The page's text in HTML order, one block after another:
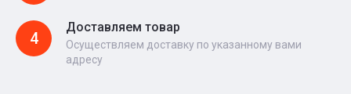
4
Доставляем товар
Осуществляем доставку по указанному вами
адресу